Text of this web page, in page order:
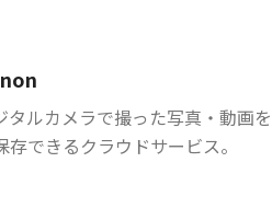
タルカメラで撮った写真・動画を
存できるクラウドサービス。